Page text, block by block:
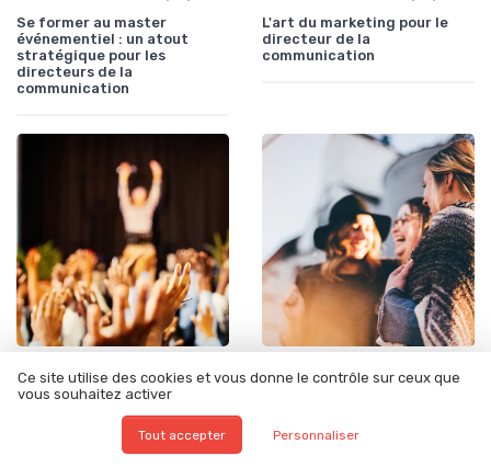
Se former au master
événementiel : un atout
stratégique pour les
directeurs de la
communication
L'art du marketing pour le
directeur de la
communication
Opportunités en
l'alternance comme tremplin
Ce site utilise des cookies et vous donne le contrôle sur ceux que
vous souhaitez activer
Tout accepter Personnaliser